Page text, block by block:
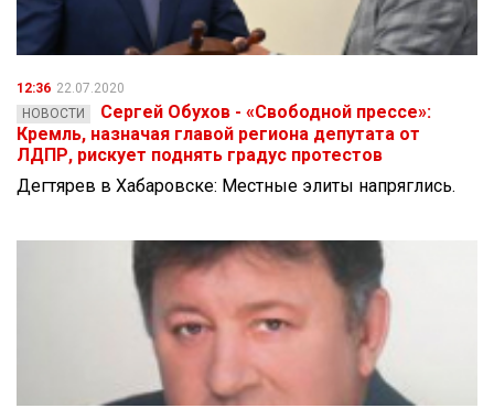
12:36 22.07.2020
НОВОСТИ
Сергей Обухов - «Свободной прессе»:
Кремль, назначая главой региона депутата от
ЛДПР, рискует поднять градус протестов
Дегтярев в Хабаровске: Местные элиты напряглись.